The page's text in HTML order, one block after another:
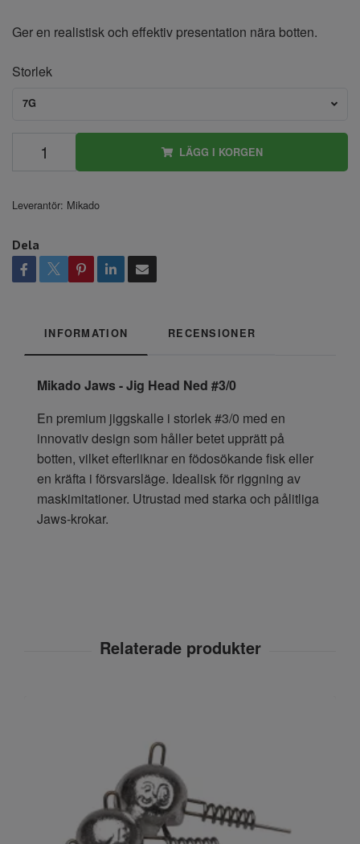
Ger en realistisk och effektiv presentation nära botten.
Storlek
7G
LÄGG I KORGEN
Leverantör: Mikado
Dela
INFORMATION RECENSIONER
Mikado Jaws - Jig Head Ned #3/0
En premium jiggskalle i storlek #3/0 med en
innovativ design som håller betet upprätt på
botten, vilket efterliknar en födosökande fisk eller
en kräfta i försvarsläge. Idealisk för riggning av
maskimitationer. Utrustad med starka och pålitliga
Jaws-krokar.